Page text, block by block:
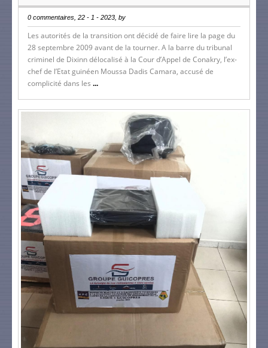
0 commentaires, 22 - 1 - 2023, by
Les autorités de la transition ont décidé de faire lire la page du
28 septembre 2009 avant de la tourner. A la barre du tribunal
criminel de Dixinn délocalisé à la Cour d’Appel de Conakry, l’ex-
chef de l’Etat guinéen Moussa Dadis Camara, accusé de
complicité dans les ...